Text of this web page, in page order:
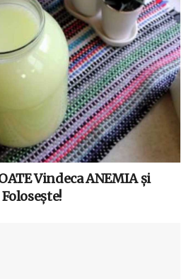
Vindeca ANEMIA și